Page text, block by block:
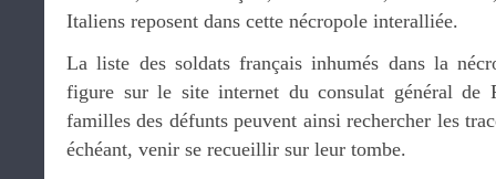
Italiens reposent dans cette nécropole interalliée.
La liste des soldats français inhumés dans la
figure sur le site internet du consulat général de
familles des défunts peuvent ainsi rechercher les
échéant, venir se recueillir sur leur tombe.